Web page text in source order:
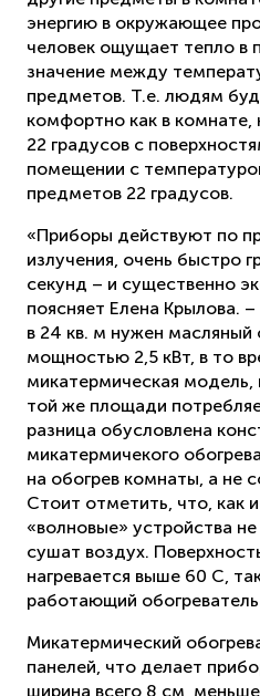
энергию в окружающее
человек ощущает тепло в
значение между
предметов. Т.е. людям
комфортно как в комнате,
22 градусов с
помещении с
предметов 22 градусов.
«Приборы действуют по
излучения, очень быстро
секунд – и существенно
поясняет Елена Крылова.
в 24 кв. м нужен масляный
мощностью 2,5 кВт, в то
микатермическая модель,
той же площади
разница обусловлена
микатермичекого
на обогрев комнаты, а не
Стоит отметить, что, как
«волновые» устройства
сушат воздух.
нагревается выше 60 С,
работающий
Микатермический
панелей, что делает
ширина всего 8 см,